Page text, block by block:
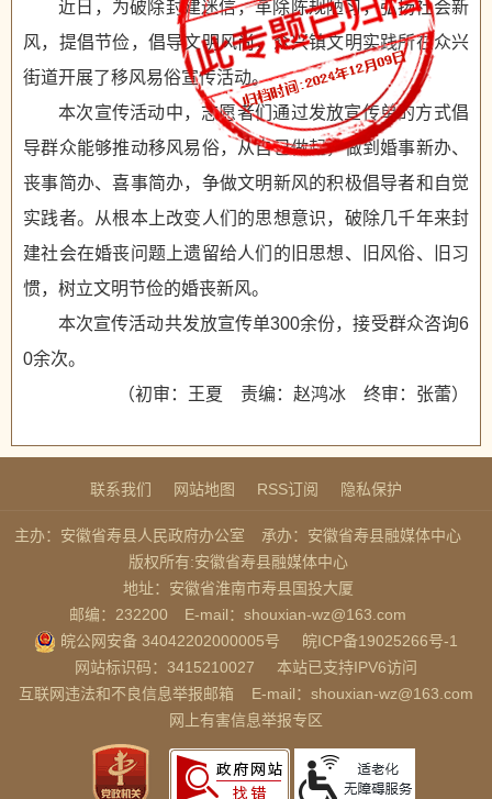
近日，为破除封建迷信，革除陈规陋习，弘扬社会新
风，提倡节俭，倡导文明风尚，众兴镇文明实践所在众兴
街道开展了移风易俗宣传活动。
本次宣传活动中，志愿者们通过发放宣传单的方式倡
导群众能够推动移风易俗，从自己做起，做到婚事新办、
丧事简办、喜事简办，争做文明新风的积极倡导者和自觉
实践者。从根本上改变人们的思想意识，破除几千年来封
建社会在婚丧问题上遗留给人们的旧思想、旧风俗、旧习
惯，树立文明节俭的婚丧新风。
本次宣传活动共发放宣传单300余份，接受群众咨询6
0余次。
（初审：王夏 责编：赵鸿冰 终审：张蕾）
联系我们 网站地图 RSS订阅 隐私保护
主办：安徽省寿县人民政府办公室
承办：安徽省寿县融媒体中心
版权所有:安徽省寿县融媒体中心
地址：安徽省淮南市寿县国投大厦
邮编：232200
E-mail：shouxian-wz@163.com
皖公网安备 34042202000005号
皖ICP备19025266号-1
网站标识码：3415210027
本站已支持IPV6访问
互联网违法和不良信息举报邮箱
E-mail：shouxian-wz@163.com
网上有害信息举报专区